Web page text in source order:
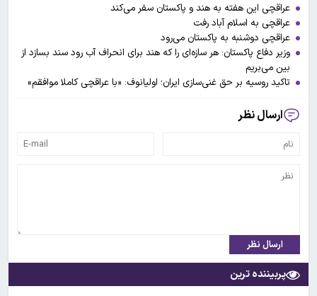
عراقچی این هفته به هند و پاکستان سفر می‌کند
عراقچی به اسلام آباد رفت
عراقچی دوشنبه به پاکستان می‌رود
وزیر دفاع پاکستان: هر سازه‌ای را که هند برای انحراف آب رود سند بسازد از
بین می‌بریم
تاکید روسیه بر حق غنی‌سازی ایران؛ اولیانوف: «با عراقچی کاملا موافقم»
ارسال نظر
ارسال نظر
پربیننده ترین